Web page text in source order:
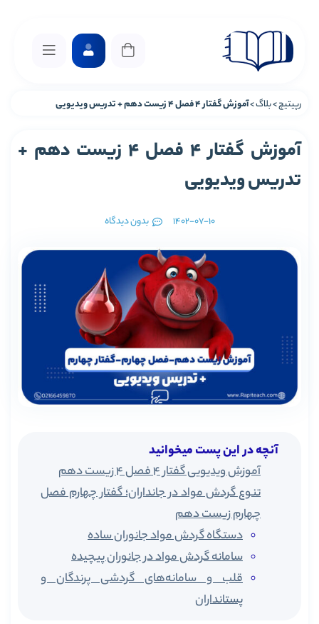
رپیتیچ>بلاگ>آموزش گفتار 4 فصل 4 زیست دهم + تدریس ویدیویی
آموزش گفتار 4 فصل 4 زیست دهم +
تدریس ویدیویی
1402-07-10 بدون دیدگاه
آنچه در این پست میخوانید
آموزش ویدیویی گفتار 4 فصل 4 زیست دهم
تنوع گردش مواد در جانداران؛ گفتار چهارم فصل
چهارم زیست دهم
دستگاه گردش مواد جانوران ساده
سامانه گردش مواد در جانوران پیچیده
قلب و سامانه‌های گردشی پرندگان و
پستانداران